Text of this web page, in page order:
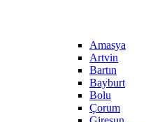
Amasya
Artvin
Bartın
Bayburt
Bolu
Çorum